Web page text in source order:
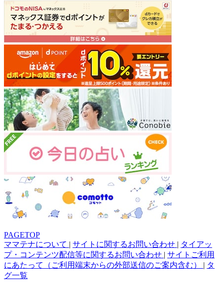
PAGETOP
ママテナについて | サイトに関するお問い合わせ | タイアッ
プ・コンテンツ配信等に関するお問い合わせ | サイトご利用
にあたって（ご利用端末からの外部送信のご案内含む） | タ
グ一覧